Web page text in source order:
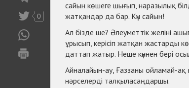
сайын көшеге шығып, наразылық
жатқандар да бар. Күн сайын!
Ал бізде ше? Әлеуметтік желіні
ұрысып, керісіп жатқан жастарды
даттап жатыр. Неше күннен бері
Айналайын-ау, Ғаззаны ойламай-
нәрселерді талқыласаңдаршы.
0